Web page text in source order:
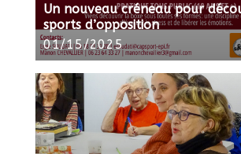
Un nouveau créneau pour
sports d’opposition
01/15/2025